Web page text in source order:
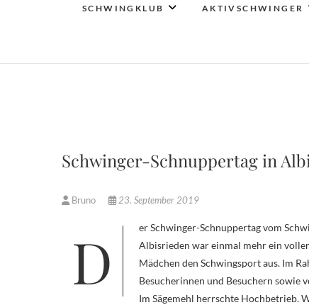
SCHWINGKLUB AKTIVSCHWINGER
Schwinger-Schnuppertag in
Bruno 23. September 2019
Der Schwinger-Schnuppertag vom Schwingklub Glatt- und Limmattal am 21. September an der Viehschau in
Albisrieden war einmal mehr ein
Mädchen den Schwingsport aus. Im
Besucherinnen und Besuchern sowie
Im Sägemehl herrschte Hochbetrieb.